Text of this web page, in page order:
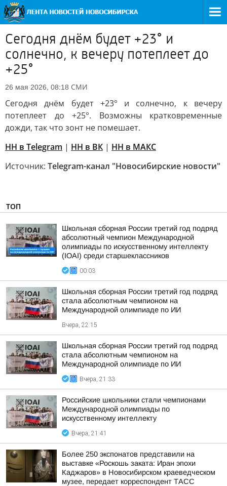
Сегодня днём будет +23° и
солнечно, к вечеру потеплеет до
+25°
26 мая 2026, 08:18 СМИ
Сегодня днём будет +23° и солнечно, к вечеру
потеплеет до +25°. Возможны кратковременные
дожди, так что зонт не помешает.
НН в Telegram | НН в ВК | НН в МАКС
Источник: Telegram-канал "Новосибирские новости"
ТОП
Школьная сборная России третий год подряд
абсолютный чемпион Международной
олимпиады по искусственному интеллекту
(IOAI) среди старшеклассников
00:03
Школьная сборная России третий год подряд
стала абсолютным чемпионом на
Международной олимпиаде по ИИ
Вчера, 22:15
Школьная сборная России третий год подряд
стала абсолютным чемпионом на
Международной олимпиаде по ИИ
Вчера, 21:33
Российские школьники стали чемпионами
Международной олимпиады по
искусственному интеллекту
Вчера, 21:41
Более 250 экспонатов представили на
выставке «Роскошь заката: Иран эпохи
Каджаров» в Новосибирском краеведческом
музее, передает корреспондент ТАСС